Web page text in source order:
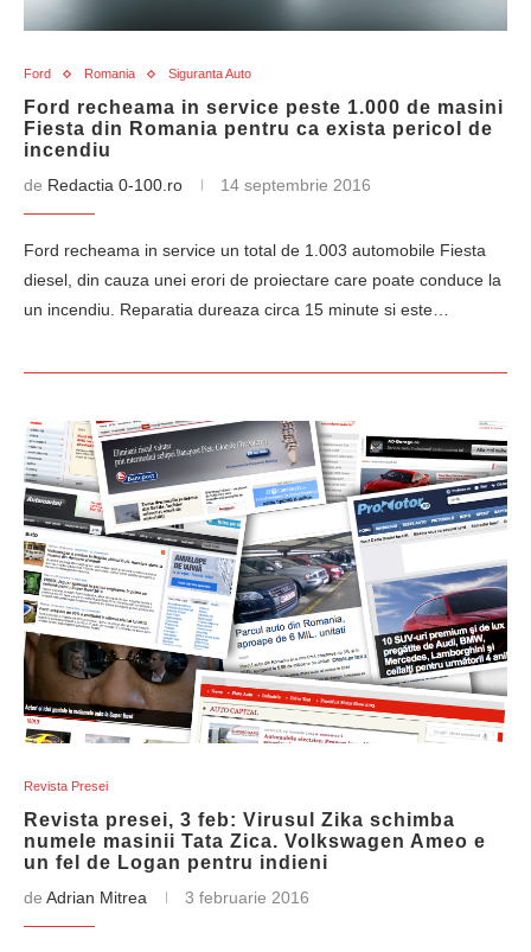
Ford Romania Siguranta Auto
Ford recheama in service peste 1.000 de masini
Fiesta din Romania pentru ca exista pericol de
incendiu
de Redactia 0-100.ro 14 septembrie 2016
Ford recheama in service un total de 1.003 automobile Fiesta
diesel, din cauza unei erori de proiectare care poate conduce la
un incendiu. Reparatia dureaza circa 15 minute si este…
Revista Presei
Revista presei, 3 feb: Virusul Zika schimba
numele masinii Tata Zica. Volkswagen Ameo e
un fel de Logan pentru indieni
de Adrian Mitrea 3 februarie 2016